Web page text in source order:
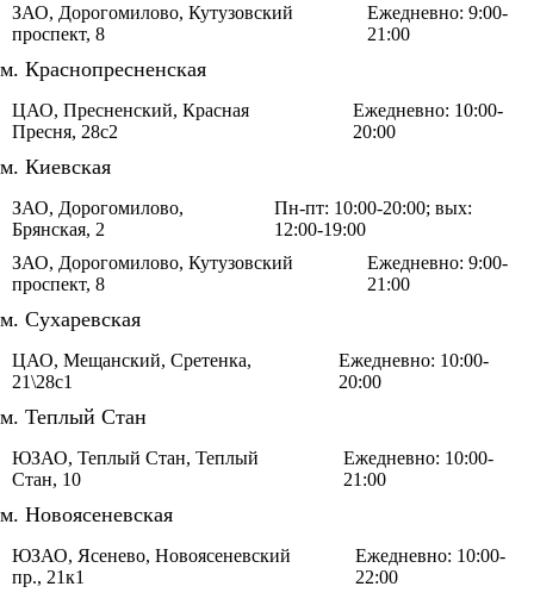
ЗАО, Дорогомилово, Кутузовский
проспект, 8
Ежедневно: 9:00-
21:00
м. Краснопресненская
ЦАО, Пресненский, Красная
Пресня, 28с2
Ежедневно: 10:00-
20:00
м. Киевская
ЗАО, Дорогомилово,
Брянская, 2
Пн-пт: 10:00-20:00; вых:
12:00-19:00
ЗАО, Дорогомилово, Кутузовский
проспект, 8
Ежедневно: 9:00-
21:00
м. Сухаревская
ЦАО, Мещанский, Сретенка,
21\28с1
Ежедневно: 10:00-
20:00
м. Теплый Стан
ЮЗАО, Теплый Стан, Теплый
Стан, 10
Ежедневно: 10:00-
21:00
м. Новоясеневская
ЮЗАО, Ясенево, Новоясеневский
пр., 21к1
Ежедневно: 10:00-
22:00